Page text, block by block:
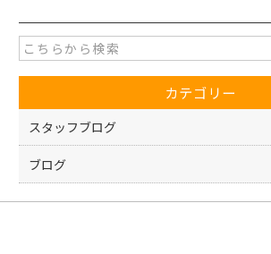
e
b
o
o
k
er
カテゴリー
スタッフブログ
ブログ